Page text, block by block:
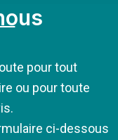
pour tout
ou pour toute
ci-dessous